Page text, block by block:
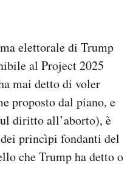
elettorale di Trump
al Project 2025
mai detto di voler
proposto dal piano, e
diritto all’aborto), è
princìpi fondanti del
che Trump ha detto o